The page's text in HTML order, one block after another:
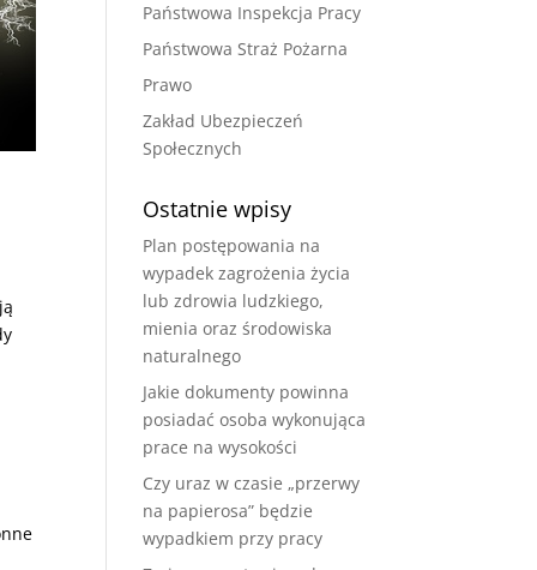
Państwowa Inspekcja Pracy
Państwowa Straż Pożarna
Prawo
Zakład Ubezpieczeń
Społecznych
Ostatnie wpisy
Plan postępowania na
wypadek zagrożenia życia
lub zdrowia ludzkiego,
mienia oraz środowiska
naturalnego
Jakie dokumenty powinna
posiadać osoba wykonująca
prace na wysokości
Czy uraz w czasie „przerwy
na papierosa” będzie
wypadkiem przy pracy